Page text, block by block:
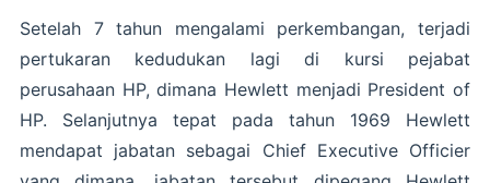
Setelah 7 tahun mengalami perkembangan, terjadi
pertukaran kedudukan lagi di kursi pejabat
perusahaan HP, dimana Hewlett menjadi President of
HP. Selanjutnya tepat pada tahun 1969 Hewlett
mendapat jabatan sebagai Chief Executive Officier